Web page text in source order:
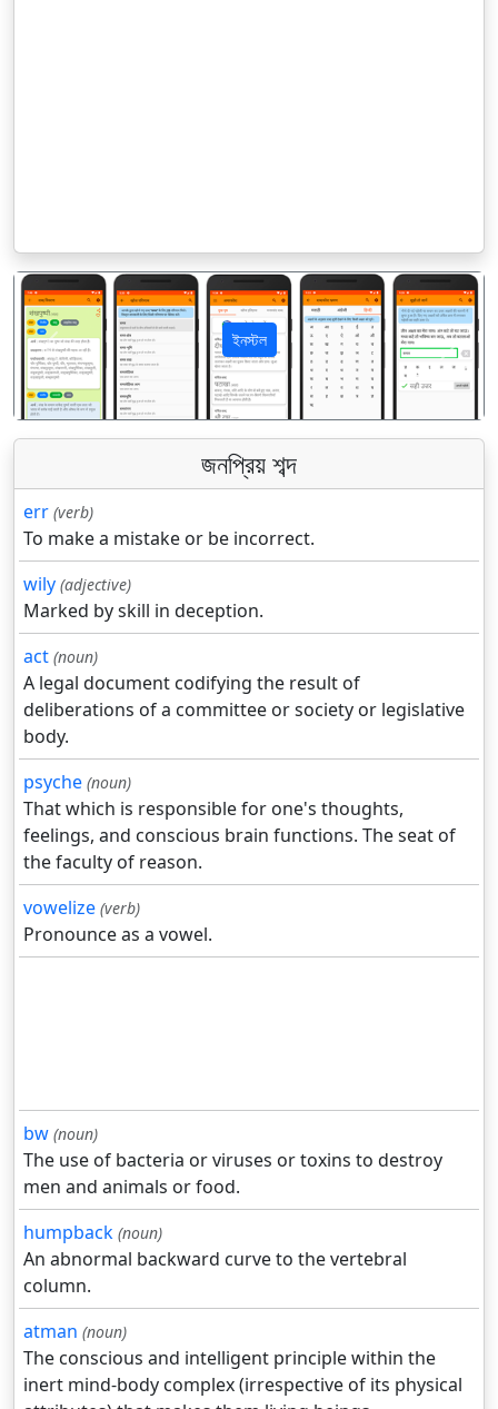
ইনস্টল
पिछला अगला
জনপ্রিয় শব্দ
err (verb)
To make a mistake or be incorrect.
wily (adjective)
Marked by skill in deception.
act (noun)
A legal document codifying the result of
deliberations of a committee or society or legislative
body.
psyche (noun)
That which is responsible for one's thoughts,
feelings, and conscious brain functions. The seat of
the faculty of reason.
vowelize (verb)
Pronounce as a vowel.
bw (noun)
The use of bacteria or viruses or toxins to destroy
men and animals or food.
humpback (noun)
An abnormal backward curve to the vertebral
column.
atman (noun)
The conscious and intelligent principle within the
inert mind-body complex (irrespective of its physical